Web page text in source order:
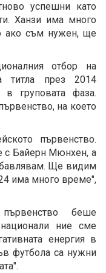
успешни като
Ханзи има много
ако съм нужен, ще
отбор на
титла през 2014
в груповата фаза.
на което
първенство.
с Байерн Мюнхен, а
Ще видим
има много време",
беше
ние сме
енергия в
футбола са нужни